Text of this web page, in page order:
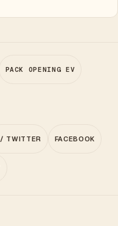
PACK OPENING EV
TWITTER FACEBOOK